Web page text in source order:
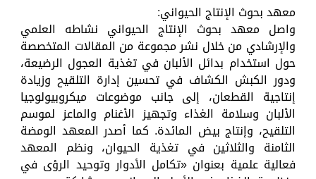
معهد بحوث الإنتاج الحيواني:
واصل معهد بحوث الإنتاج الحيواني نشاطه العلمي
والإرشادي من خلال نشر مجموعة من المقالات المتخصصة
حول استخدام بدائل الألبان في تغذية العجول الرضيعة،
ودور الكبش الكشاف في تحسين إدارة التلقيح وزيادة
إنتاجية القطعان، إلى جانب موضوعات ميكروبيولوجيا
الألبان وسلامة الغذاء وتجهيز الأغنام والماعز لموسم
التلقيح، وإنتاج بيض المائدة. كما أصدر المعهد الومضة
الثامنة والثلاثين في تغذية الحيوان، ونظم المعهد
فعالية علمية بعنوان «تكامل الأدوار وتوحيد الرؤى في